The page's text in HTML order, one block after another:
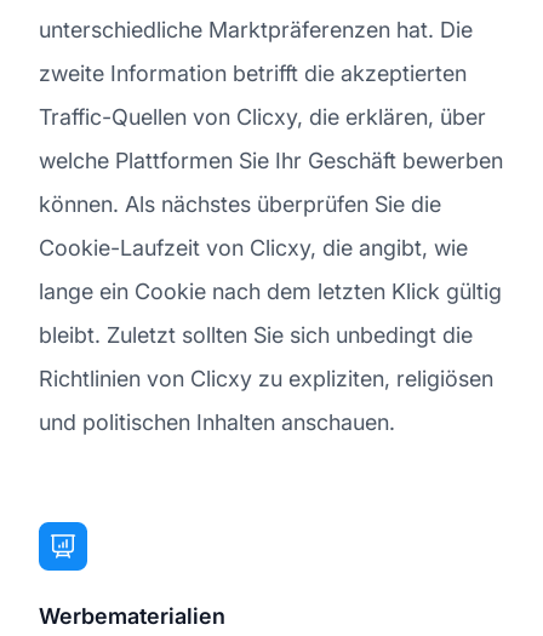
unterschiedliche Marktpräferenzen hat. Die
zweite Information betrifft die akzeptierten
Traffic-Quellen von Clicxy, die erklären, über
welche Plattformen Sie Ihr Geschäft bewerben
können. Als nächstes überprüfen Sie die
Cookie-Laufzeit von Clicxy, die angibt, wie
lange ein Cookie nach dem letzten Klick gültig
bleibt. Zuletzt sollten Sie sich unbedingt die
Richtlinien von Clicxy zu expliziten, religiösen
und politischen Inhalten anschauen.
Werbematerialien